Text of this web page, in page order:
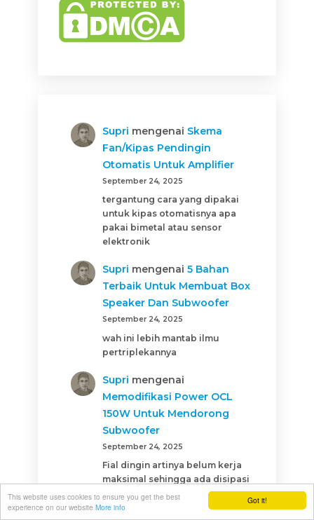
Got it!
This website uses cookies to ensure you get the best
experience on our website More info
Supri mengenai Skema
Fan/Kipas Pendingin
Otomatis Untuk Amplifier
September 24, 2025
tergantung cara yang dipakai
untuk kipas otomatisnya apa
pakai bimetal atau sensor
elektronik
Supri mengenai5 Bahan
Terbaik Untuk Membuat Box
Speaker Dan Subwoofer
September 24, 2025
wah ini lebih mantab ilmu
pertriplekannya
Supri mengenai
Memodifikasi Power OCL
150W Untuk Mendorong
Subwoofer
September 24, 2025
Fial dingin artinya belum kerja
maksimal sehingga ada disipasi
daya atinya belum mencapai
disipasi daya tingginya, bisa jadi